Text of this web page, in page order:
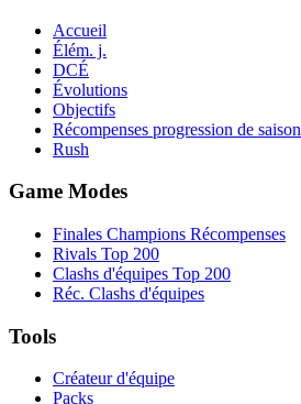
Accueil
Élém. j.
DCÉ
Évolutions
Objectifs
Récompenses progression de saison
Rush
Game Modes
Finales Champions Récompenses
Rivals Top 200
Clashs d'équipes Top 200
Réc. Clashs d'équipes
Tools
Créateur d'équipe
Packs